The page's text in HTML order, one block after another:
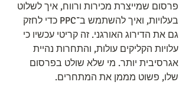
פרסום שמייצרת מכירות ורווח, איך לשלוט
בעלויות, ואיך להשתמש ב־PPC כדי לחזק
גם את הדירוג האורגני. זה קריטי עכשיו כי
עלויות הקליקים עולות, והתחרות נהיית
אגרסיבית יותר. מי שלא שולט בפרסום
שלו, פשוט מממן את המתחרים.